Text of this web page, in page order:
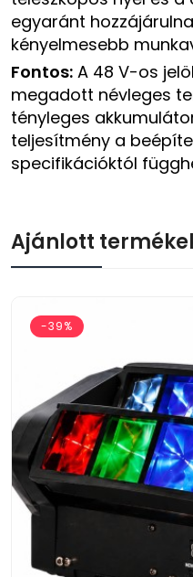
egyaránt
kényelmesebb
Fontos: A 48 V-os
megadott névleges
tényleges
teljesítmény a
specifikációktól
Ajánlott
-39%